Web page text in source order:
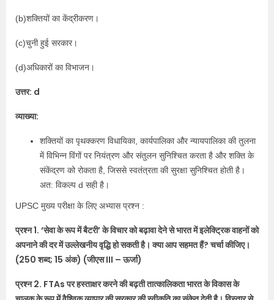
(b)शक्तियों का केंद्रीकरण।
(c)चुनी हुई सरकार।
(d)अधिकारों का विभाजन।
उत्तर: d
व्याख्या:
शक्तियों का पृथक्करण विधायिका, कार्यपालिका और न्यायपालिका की तुलना
में विभिन्न विंगों पर नियंत्रण और संतुलन सुनिश्चित करता है और शक्ति के
संकेंद्रण को रोकता है, जिससे स्वतंत्रता की सुरक्षा सुनिश्चित होती है।
अत: विकल्प d सही है।
UPSC मुख्य परीक्षा के लिए अभ्यास प्रश्न :
प्रश्न 1. ‘सेवा के रूप में बैटरी’ के विचार को बढ़ावा देने से भारत में इलेक्ट्रिक वाहनों को
अपनाने की दर में उल्लेखनीय वृद्धि हो सकती है। क्या आप सहमत हैं? चर्चा कीजिए।
(250 शब्द; 15 अंक) (जीएस III – ऊर्जा)
प्रश्न 2. FTAs पर हस्ताक्षर करने की बढ़ती तात्कालिकता भारत के विकास के